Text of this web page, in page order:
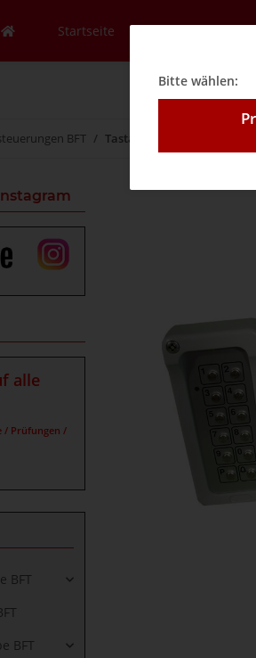
Startseite Mein Konto
BFT Tastaturschloss 3 Kanal
alle
/ Prüfungen /
BFT
BFT
Bitte wählen: